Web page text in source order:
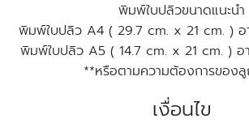
พิมพ์ใบปลิวขนาดแนะนำ
พิมพ์ใบปลิว A4 ( 29.7 cm. x 21 cm. )
พิมพ์ใบปลิว A5 ( 14.7 cm. x 21 cm. ) อ
**หรือตามความต้องการของ
เงื่อนไข